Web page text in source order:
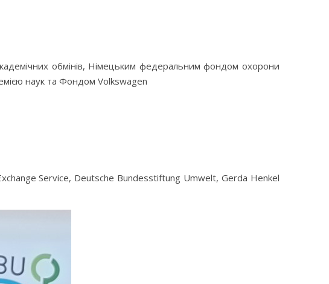
обмінів, Німецьким федеральним фондом охорони
наук та Фондом Volkswagen
Service, Deutsche Bundesstiftung Umwelt, Gerda Henkel